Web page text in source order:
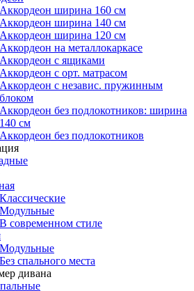
Аккордеон ширина 160 см
Аккордеон ширина 140 см
Аккордеон ширина 120 см
Аккордеон на металлокаркасе
Аккордеон c ящиками
Аккордеон c орт. матрасом
Аккордеон c независ. пружинным
блоком
Аккордеон без подлокотников: ширина
140 см
Аккордеон без подлокотников
Классические
Модульные
В современном стиле
Модульные
Без спального места
дивана